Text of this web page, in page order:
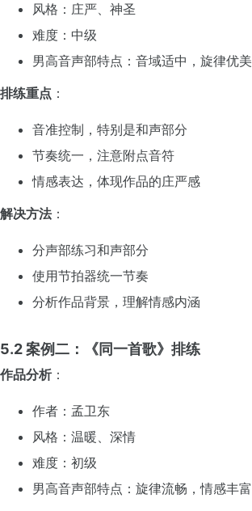
风格：庄严、神圣
难度：中级
男高音声部特点：音域适中，旋律优美
排练重点 ：
音准控制，特别是和声部分
节奏统一，注意附点音符
情感表达，体现作品的庄严感
解决方法：
分声部练习和声部分
使用节拍器统一节奏
分析作品背景，理解情感内涵
5.2 案例二：《同一首歌》排练
作品分析：
作者：孟卫东
风格：温暖、深情
难度：初级
男高音声部特点：旋律流畅，情感丰富